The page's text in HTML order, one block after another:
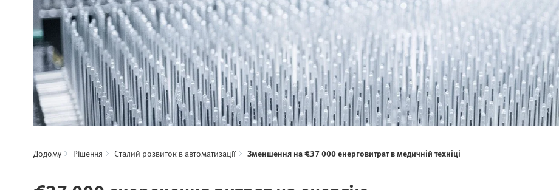
Додому Рішення Сталий розвиток в автоматизації Зменшення на €37 000 енерговитрат в медичній техніці